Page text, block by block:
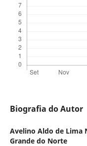
Biografia do Autor
Avelino Aldo de Lima
Grande do Norte